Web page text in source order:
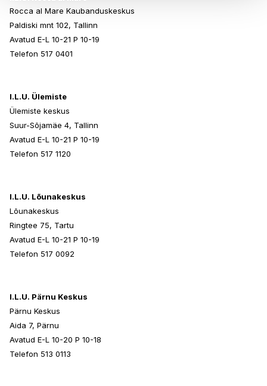
Rocca al Mare Kaubanduskeskus
Paldiski mnt 102, Tallinn
Avatud E-L 10-21 P 10-19
Telefon 517 0401
I.L.U. Ülemiste
Ülemiste keskus
Suur-Sõjamäe 4, Tallinn
Avatud E-L 10-21 P 10-19
Telefon 517 1120
I.L.U. Lõunakeskus
Lõunakeskus
Ringtee 75, Tartu
Avatud E-L 10-21 P 10-19
Telefon 517 0092
I.L.U. Pärnu Keskus
Pärnu Keskus
Aida 7, Pärnu
Avatud E-L 10-20 P 10-18
Telefon 513 0113